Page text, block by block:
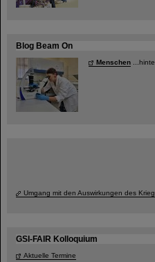
Blog Beam On
Menschen
Umgang mit den Auswirkungen des
GSI-FAIR Kolloquium
Aktuelle Termine